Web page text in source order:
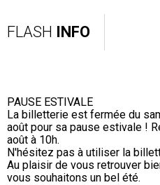
FLASH INFO
PAUSE ESTIVALE
La billetterie est fermée du
août pour sa pause estivale !
août à 10h.
N'hésitez pas à utiliser la
Au plaisir de vous retrouver
vous souhaitons un bel été.